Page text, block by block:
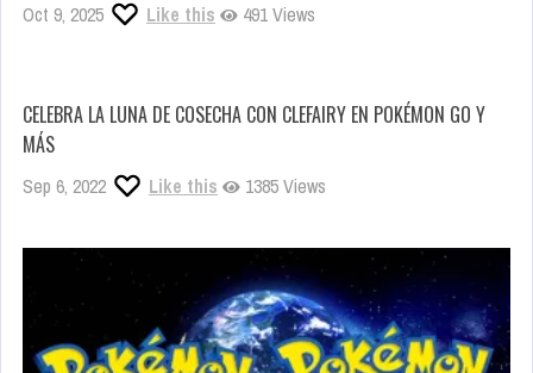
Oct 9, 2025 Like this 491 Views
CELEBRA LA LUNA DE COSECHA CON CLEFAIRY EN POKÉMON GO Y
MÁS
Sep 6, 2022 Like this 1385 Views